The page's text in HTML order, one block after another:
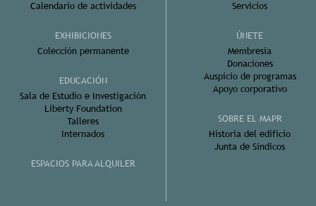
Calendario de actividades
EXHIBICIONES
Colección permanente
EDUCACIÓN
Sala de Estudio e Investigación
Liberty Foundation
Talleres
Internados
ESPACIOS PARA ALQUILER
Servicios
ÚNETE
Membresía
Donaciones
Auspicio de programas
Apoyo corporativo
SOBRE EL MAPR
Historia del edificio
Junta de Síndicos